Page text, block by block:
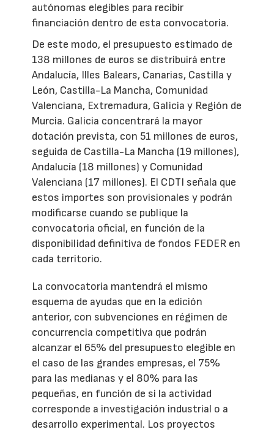
autónomas elegibles para recibir
financiación dentro de esta convocatoria.
De este modo, el presupuesto estimado de
138 millones de euros se distribuirá entre
Andalucía, Illes Balears, Canarias, Castilla y
León, Castilla-La Mancha, Comunidad
Valenciana, Extremadura, Galicia y Región de
Murcia. Galicia concentrará la mayor
dotación prevista, con 51 millones de euros,
seguida de Castilla-La Mancha (19 millones),
Andalucía (18 millones) y Comunidad
Valenciana (17 millones). El CDTI señala que
estos importes son provisionales y podrán
modificarse cuando se publique la
convocatoria oficial, en función de la
disponibilidad definitiva de fondos FEDER en
cada territorio.
La convocatoria mantendrá el mismo
esquema de ayudas que en la edición
anterior, con subvenciones en régimen de
concurrencia competitiva que podrán
alcanzar el 65% del presupuesto elegible en
el caso de las grandes empresas, el 75%
para las medianas y el 80% para las
pequeñas, en función de si la actividad
corresponde a investigación industrial o a
desarrollo experimental. Los proyectos